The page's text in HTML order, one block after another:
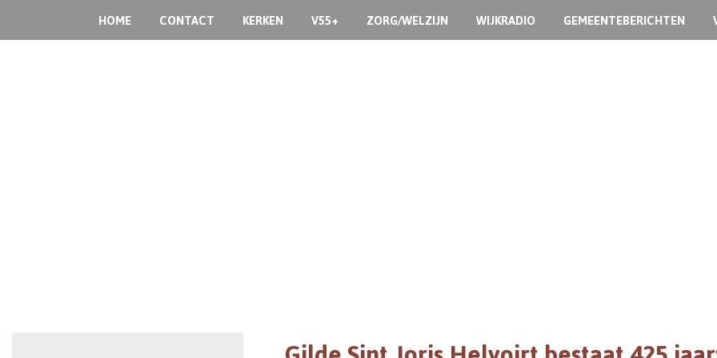
HOME CONTACT KERKEN V55+ ZORG/WELZIJN WIJKRADIO GEMEENTEBERICHTEN